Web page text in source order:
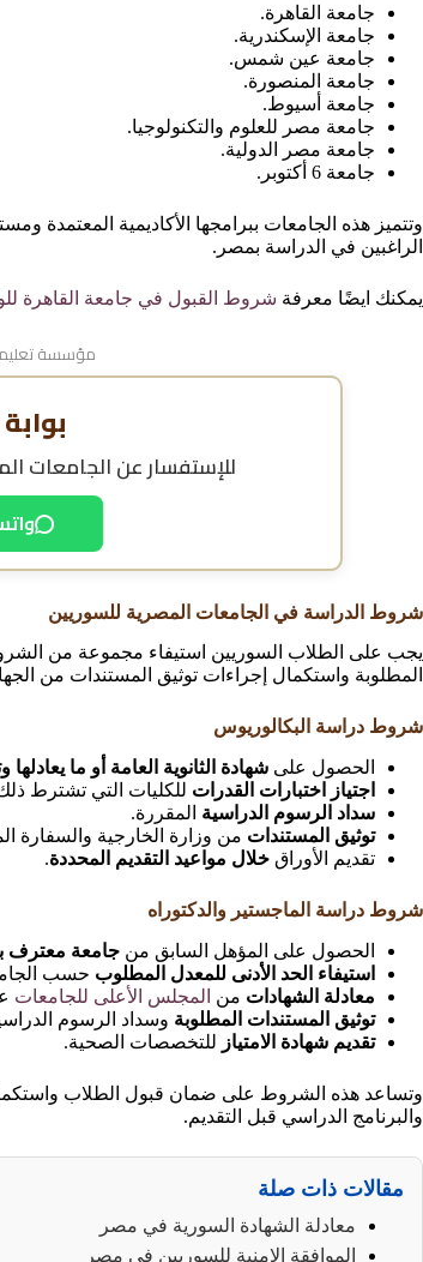
جامعة القاهرة.
جامعة الإسكندرية.
جامعة عين شمس.
جامعة المنصورة.
جامعة أسيوط.
جامعة مصر للعلوم والتكنولوجيا.
جامعة مصر الدولية.
جامعة 6 أكتوبر.
وتتميز هذه الجامعات ببرامجها الأكاديمية المعتمدة
الراغبين في الدراسة بمصر.
يمكنك ايضًا معرفة شروط القبول في جامعة القاهرة
مؤسسة
للإستفسار عنالجامعات
شروط الدراسة في الجامعات المصرية للسوريين
يجب على الطلاب السوريين استيفاء مجموعة من
المطلوبة واستكمال إجراءات توثيق المستندات من
شروط دراسة البكالوريوس
الحصول على شهادة الثانوية العامة أو ما
اجتياز اختبارات القدرات للكليات التي تشترط
سداد الرسوم الدراسية المقررة.
توثيق المستندات من وزارة الخارجية والسفارة
تقديم الأوراق خلال مواعيد التقديم المحددة.
شروط دراسة الماجستير والدكتوراه
الحصول على المؤهل السابق من جامعة معترف
استيفاء الحد الأدنى للمعدل المطلوب حسب
معادلة الشهادات من المجلس الأعلى للجامعات
توثيق المستندات المطلوبة وسداد الرسوم
تقديم شهادة الامتياز للتخصصات الصحية.
وتساعد هذه الشروط على ضمان قبول الطلاب
والبرنامج الدراسي قبل التقديم.
مقالات ذات صلة
معادلة الشهادة السورية في مصر
الموافقة الامنية للسوريين في مصر